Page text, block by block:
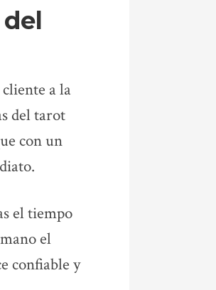
a la
del tarot
con un
el tiempo
el
confiable y